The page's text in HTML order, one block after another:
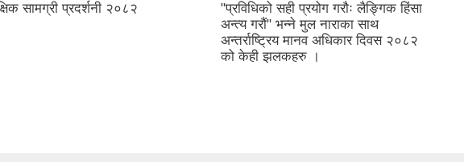
सामग्री प्रदर्शनी २०८२
"प्रविधिको सही प्रयोग गरौः लैङ्गिक हिंसा
अन्त्य गरौं" भन्ने मुल नाराका साथ
अन्तर्राष्ट्रिय मानव अधिकार दिवस २०८२
को केही झलकहरु ।